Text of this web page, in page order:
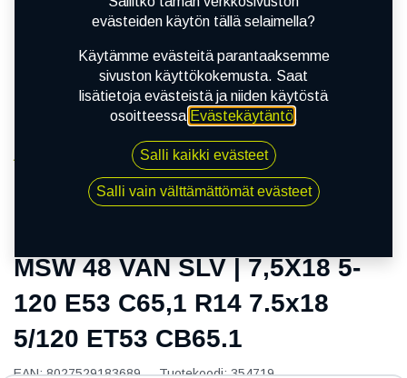
MSW 48 VAN SLV | 7,5X18 5-120 E53 C65,1 R14
7.5x18 5/120 ET53 CB65.1
MSW 48 VAN SLV | 7,5X18 5-
120 E53 C65,1 R14 7.5x18
5/120 ET53 CB65.1
EAN:8027529183689 Tuotekoodi:354719
evästeiden käytön tällä selaimella?
Käytämme evästeitä parantaaksemme
sivuston käyttökokemusta. Saat
lisätietoja evästeistä ja niiden käytöstä
osoitteessa Evästekäytäntö.
Salli kaikki evästeet
Salli vain välttämättömät evästeet